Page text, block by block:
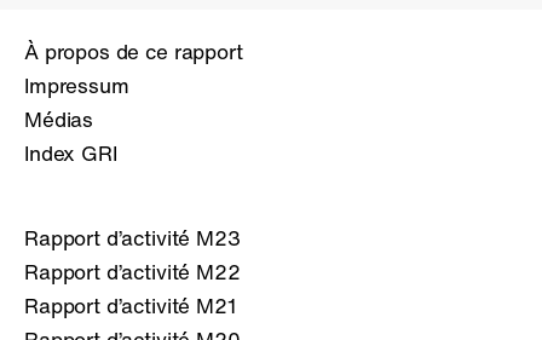
À propos de ce rapport
Impressum
Médias
Index GRI
Rapport d’activité M23
Rapport d’activité M22
Rapport d’activité M21